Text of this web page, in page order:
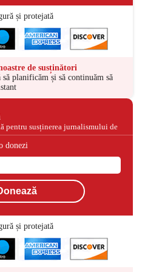
și protejată
de susținători
planificăm și să continuăm să
pentru susținerea jurnalismului de
donezi
și protejată